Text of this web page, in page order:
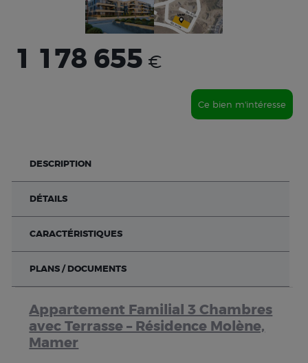
1 178 655 €
Ce bien m'intéresse
DESCRIPTION
DÉTAILS
CARACTÉRISTIQUES
PLANS / DOCUMENTS
Appartement Familial 3 Chambres
avec Terrasse – Résidence Molène,
Mamer